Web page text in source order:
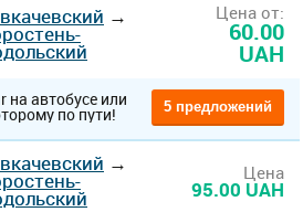
→ Цена от:
60.00
UAH
на автобусе или
по пути! 5 предложений
→ Цена
95.00 UAH